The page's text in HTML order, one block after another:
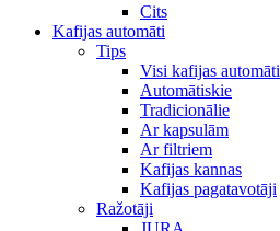
Cits
Kafijas automāti
Tips
Visi kafijas automāti
Automātiskie
Tradicionālie
Ar kapsulām
Ar filtriem
Kafijas kannas
Kafijas pagatavotāji
Ražotāji